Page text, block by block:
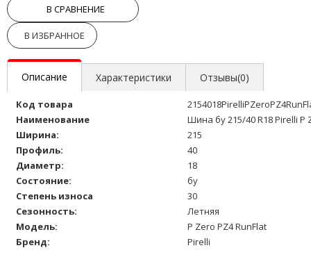
В СРАВНЕНИЕ
В ИЗБРАННОЕ
Описание Характеристики Отзывы(0)
Код товара
Наименование
Шина бу 215/40 R18 Pirelli P
Ширина:
215
Профиль:
40
Диаметр:
18
Состояние:
бу
Степень износа
30
Сезонность:
Летняя
Модель:
P Zero PZ4 RunFlat
Бренд:
Pirelli